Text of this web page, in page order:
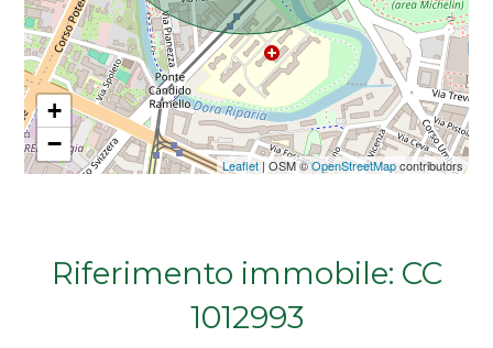
+
−
Leaflet| OSM ©OpenStreetMapcontributors
Riferimento immobile: CC
1012993
Locali